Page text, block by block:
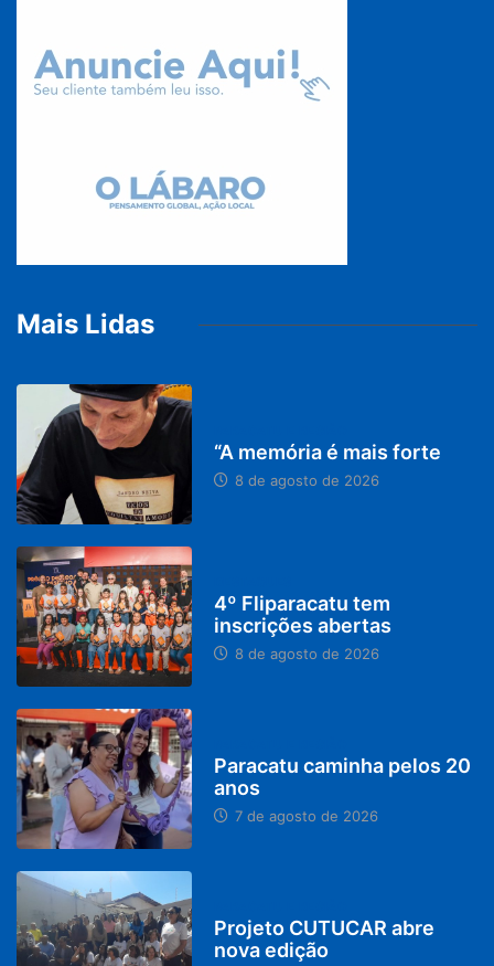
Mais Lidas
“A memória é mais forte
8 de agosto de 2026
4º Fliparacatu tem
inscrições abertas
8 de agosto de 2026
Paracatu caminha pelos 20
anos
7 de agosto de 2026
Projeto CUTUCAR abre
nova edição